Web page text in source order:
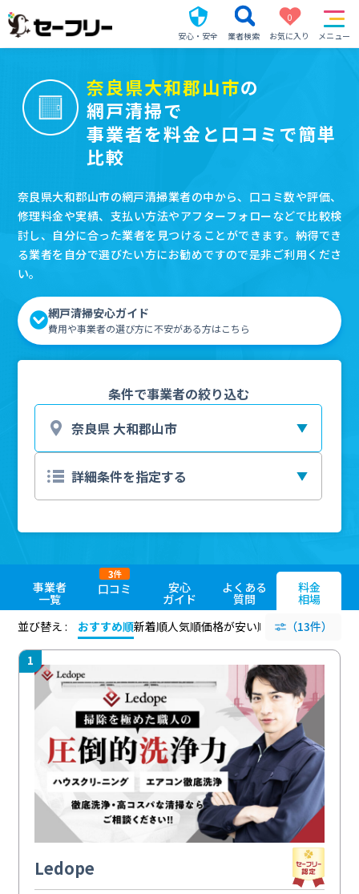
安心・安全 業者検索
0
お気に入り
メニュー
奈良県大和郡山市の
網戸清掃で
事業者を料金と口コミで簡単
比較
奈良県大和郡山市の網戸清掃業者の中から、口コミ数や評価、
修理料金や実績、支払い方法やアフターフォローなどで比較検
討し、自分に合った業者を見つけることができます。納得でき
る業者を自分で選びたい方にお勧めですので是非ご利用くださ
い。
網戸清掃安心ガイド
費用や事業者の選び方に不安がある方はこちら
条件で事業者の絞り込む
事業者
一覧
口コミ
3件
安心
ガイド
よくある
質問
料金
相場
並び替え :
おすすめ順新着順人気順価格が安い順 評価が高い順
（13件）
1
Ledope